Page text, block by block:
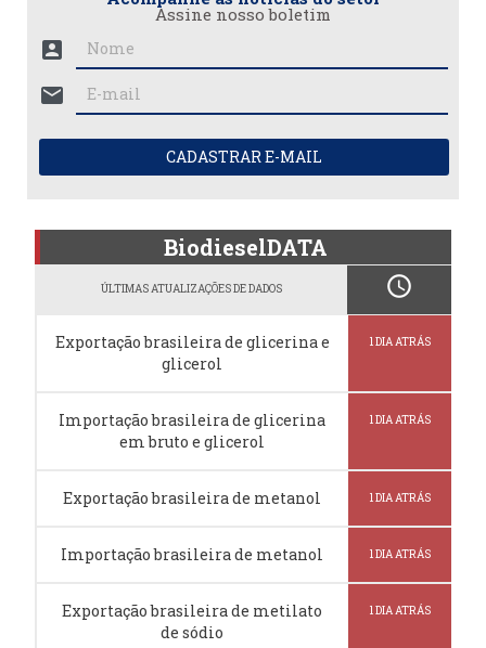
Assine nosso boletim
account_box
mail
CADASTRAR E-MAIL
BiodieselDATA
ÚLTIMAS ATUALIZAÇÕES DE DADOS schedule
Exportação brasileira de glicerina e
glicerol
1 DIA ATRÁS
Importação brasileira de glicerina
em bruto e glicerol
1 DIA ATRÁS
Exportação brasileira de metanol 1 DIA ATRÁS
Importação brasileira de metanol 1 DIA ATRÁS
Exportação brasileira de metilato
de sódio
1 DIA ATRÁS